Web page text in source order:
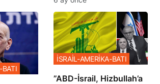
BATI
​​​​​​​”ABD-İsrail, Hizbullah’a
İSRAİL-AMERİKA-BATI